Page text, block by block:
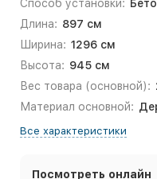
Способ установки:
Длина: 897 см
Ширина: 1296 см
Высота: 945 см
Вес товара (основной):
Материал основной:
Все характеристики
Посмотреть онлайн